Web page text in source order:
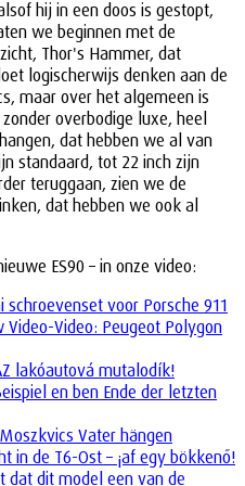
hij in een doos is gestopt,
we beginnen met de
Thor's Hammer, dat
logischerwijs denken aan de
maar over het algemeen is
overbodige luxe, heel
dat hebben we al van
standaard, tot 22 inch zijn
teruggaan, zien we de
dat hebben we ook al
ES90 – in onze video:
schroevenset voor Porsche 911
Video-Video: Peugeot Polygon
lakóautová mutalodík!
en ben Ende der letzten
Vater hängen
in de T6-Ost – ¡af egy bökkenő!
dat dit model een van de